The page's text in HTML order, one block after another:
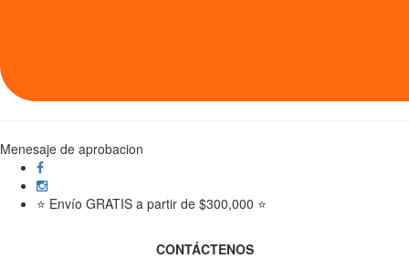
Menesaje de aprobacion
⭐ Envío GRATIS a partir de $300,000 ⭐
CONTÁCTENOS